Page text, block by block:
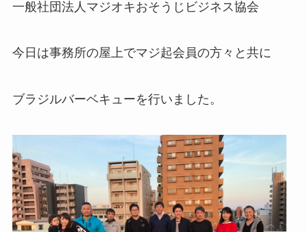
一般社団法人マジオキおそうじビジネス協会
今日は事務所の屋上でマジ起会員の方々と共に
ブラジルバーベキューを行いました。